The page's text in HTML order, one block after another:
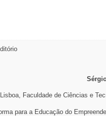
Faculdade de Ciências e
para a Educação do